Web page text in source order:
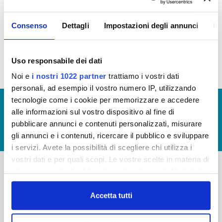
Consenso Dettagli Impostazioni degli annunci
Uso responsabile dei dati
Noi e i nostri 1022 partner trattiamo i vostri dati
personali, ad esempio il vostro numero IP, utilizzando
tecnologie come i cookie per memorizzare e accedere
alle informazioni sul vostro dispositivo al fine di
pubblicare annunci e contenuti personalizzati, misurare
gli annunci e i contenuti, ricercare il pubblico e sviluppare
i servizi. Avete la possibilità di scegliere chi utilizza i
vostri dati e per quali scopi. Le vostre scelte in materia di
in cui avete effettuato le vostre scelte. È possibile
modificare o revocare il proprio consenso in qualsiasi
momento dalla Dichiarazione sui cookie o facendo clic
Accetta tutti
AFFITTO
© Copyright 2017 - 2026
GLOSSARIO
GIUDICA IL SERVIZIO
LAVORA CON NOI
Via Villamagna 90/c -
-